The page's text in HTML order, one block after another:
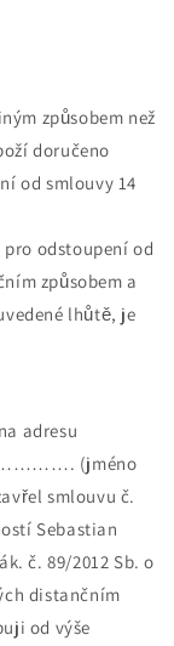
způsobem než
doručeno
od smlouvy 14
odstoupení od
způsobem a
lhůtě, je
adresu
…………. (jméno
smlouvu č.
Sebastian
č. 89/2012 Sb. o
distančním
od výše